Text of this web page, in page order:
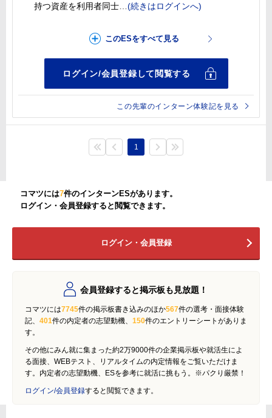
持つ資産を利用者同士
この先輩のインターン体験記を見る
1
コマツには7件のインターンESがあります。
ログイン・会員登録すると閲覧できます。
ログイン・会員登録
会員登録すると掲示板も見放題！
コマツには7745件の掲示板書き込みのほか567件の選考・面接体験
記、 401件の内定者の志望動機、 150件のエントリーシートがありま
す。
その他にみん就に集まった約2万9000件の企業掲示板や就活生によ
る面接、WEBテスト、リアルタイムの内定情報をご覧いただけま
す。内定者の志望動機、ESを参考に就活に挑もう。※パクり厳禁！
ログイン/会員登録すると閲覧できます。